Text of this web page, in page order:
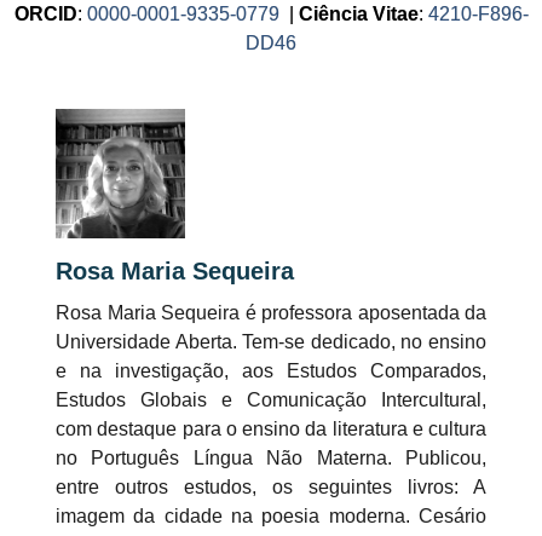
ORCID: 0000-0001-9335-0779| Ciência Vitae: 4210-F896-
DD46
Rosa Maria Sequeira
Rosa Maria Sequeira é professora aposentada da
Universidade Aberta. Tem-se dedicado, no ensino
e na investigação, aos Estudos Comparados,
Estudos Globais e Comunicação Intercultural,
com destaque para o ensino da literatura e cultura
no Português Língua Não Materna. Publicou,
entre outros estudos, os seguintes livros: A
imagem da cidade na poesia moderna. Cesário